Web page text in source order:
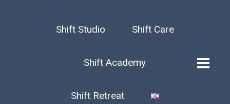
Shift Studio Shift Care
Shift Academy
Shift Retreat